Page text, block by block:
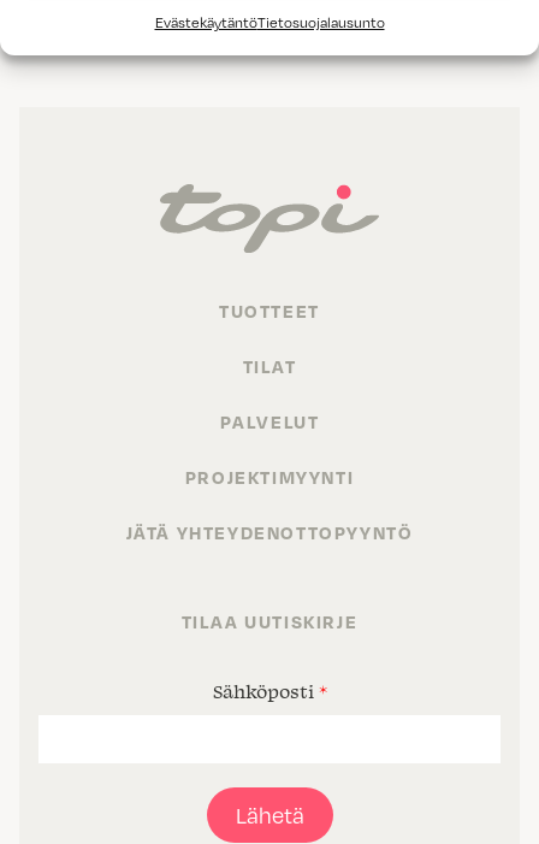
EvästekäytäntöTietosuojalausunto
TUOTTEET
TILAT
PALVELUT
PROJEKTIMYYNTI
JÄTÄ YHTEYDENOTTOPYYNTÖ
TILAA UUTISKIRJE
Sähköposti *
Lähetä